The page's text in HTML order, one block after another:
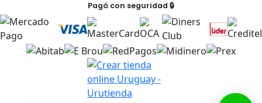
Pagá con seguridad 🔒